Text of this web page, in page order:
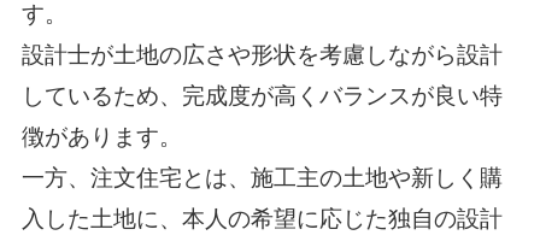
す。
設計士が土地の広さや形状を考慮しながら設計
しているため、完成度が高くバランスが良い特
徴があります。
一方、注文住宅とは、施工主の土地や新しく購
入した土地に、本人の希望に応じた独自の設計